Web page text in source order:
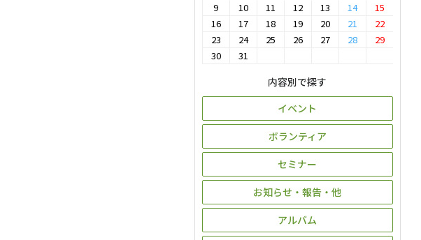
9
10 11 12 13 14
15
16
17 18 19 20 21
22
23
24 25 26 27 28
29
30
31
内容別で探す
イベント
ボランティア
セミナー
お知らせ・報告・他
アルバム